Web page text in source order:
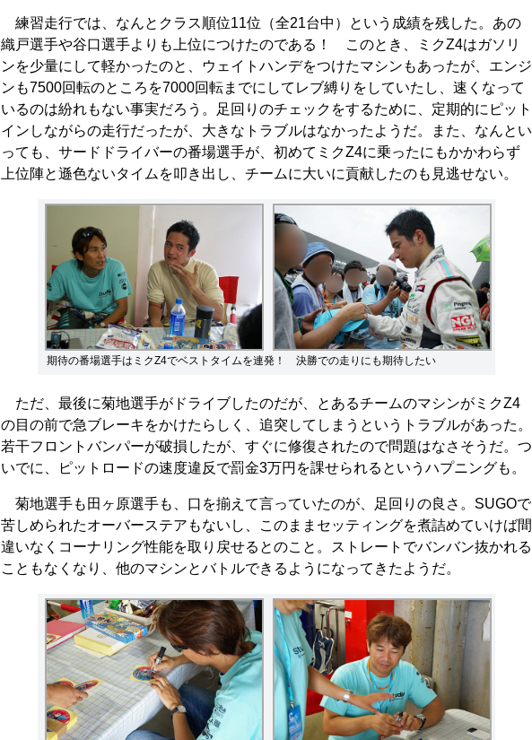
練習走行では、なんとクラス順位11位（全21台中）という成績を残した。あの
織戸選手や谷口選手よりも上位につけたのである！ このとき、ミクZ4はガソリ
ンを少量にして軽かったのと、ウェイトハンデをつけたマシンもあったが、エンジ
ンも7500回転のところを7000回転までにしてレブ縛りをしていたし、速くなって
いるのは紛れもない事実だろう。足回りのチェックをするために、定期的にピット
インしながらの走行だったが、大きなトラブルはなかったようだ。また、なんとい
っても、サードドライバーの番場選手が、初めてミクZ4に乗ったにもかかわらず
上位陣と遜色ないタイムを叩き出し、チームに大いに貢献したのも見逃せない。
期待の番場選手はミクZ4でベストタイムを連発！ 決勝での走りにも期待したい
ただ、最後に菊地選手がドライブしたのだが、とあるチームのマシンがミクZ4
の目の前で急ブレーキをかけたらしく、追突してしまうというトラブルがあった。
若干フロントバンパーが破損したが、すぐに修復されたので問題はなさそうだ。つ
いでに、ピットロードの速度違反で罰金3万円を課せられるというハプニングも。
菊地選手も田ヶ原選手も、口を揃えて言っていたのが、足回りの良さ。SUGOで
苦しめられたオーバーステアもないし、このままセッティングを煮詰めていけば間
違いなくコーナリング性能を取り戻せるとのこと。ストレートでバンバン抜かれる
こともなくなり、他のマシンとバトルできるようになってきたようだ。